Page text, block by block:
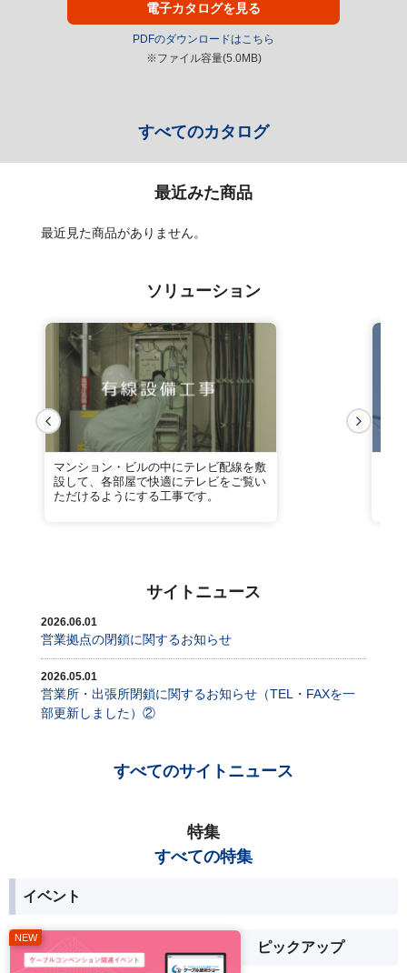
電子カタログを見る
PDFのダウンロードはこちら
※ファイル容量(5.0MB)
すべてのカタログ
最近みた商品
最近見た商品がありません。
ソリューション
マンション・ビルの中にテレビ配線を敷
設して、各部屋で快適にテレビをご覧い
ただけるようにする工事です。
サイトニュース
2026.06.01
営業拠点の閉鎖に関するお知らせ
2026.05.01
営業所・出張所閉鎖に関するお知らせ（TEL・FAXを一
部更新しました）②
すべてのサイトニュース
特集
すべての特集
イベント
ピックアップ